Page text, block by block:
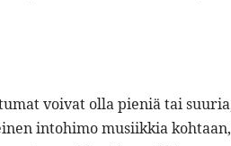
voivat olla pieniä tai
intohimo musiikkia